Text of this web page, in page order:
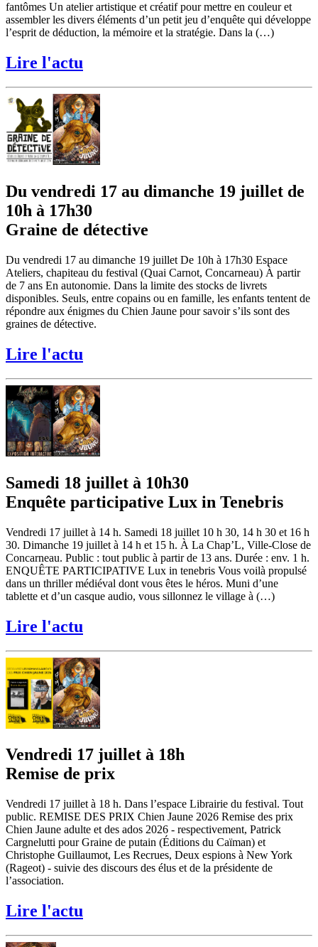
fantômes Un atelier artistique et créatif pour mettre en couleur et
assembler les divers éléments d’un petit jeu d’enquête qui développe
l’esprit de déduction, la mémoire et la stratégie. Dans la (…)
Lire l'actu
Du vendredi 17 au dimanche 19 juillet de
10h à 17h30
Graine de détective
Du vendredi 17 au dimanche 19 juillet De 10h à 17h30 Espace
Ateliers, chapiteau du festival (Quai Carnot, Concarneau) À partir
de 7 ans En autonomie. Dans la limite des stocks de livrets
disponibles. Seuls, entre copains ou en famille, les enfants tentent de
répondre aux énigmes du Chien Jaune pour savoir s’ils sont des
graines de détective.
Lire l'actu
Samedi 18 juillet à 10h30
Enquête participative Lux in Tenebris
Vendredi 17 juillet à 14 h. Samedi 18 juillet 10 h 30, 14 h 30 et 16 h
30. Dimanche 19 juillet à 14 h et 15 h. À La Chap’L, Ville-Close de
Concarneau. Public : tout public à partir de 13 ans. Durée : env. 1 h.
ENQUÊTE PARTICIPATIVE Lux in tenebris Vous voilà propulsé
dans un thriller médiéval dont vous êtes le héros. Muni d’une
tablette et d’un casque audio, vous sillonnez le village à (…)
Lire l'actu
Vendredi 17 juillet à 18h
Remise de prix
Vendredi 17 juillet à 18 h. Dans l’espace Librairie du festival. Tout
public. REMISE DES PRIX Chien Jaune 2026 Remise des prix
Chien Jaune adulte et des ados 2026 - respectivement, Patrick
Cargnelutti pour Graine de putain (Éditions du Caïman) et
Christophe Guillaumot, Les Recrues, Deux espions à New York
(Rageot) - suivie des discours des élus et de la présidente de
l’association.
Lire l'actu